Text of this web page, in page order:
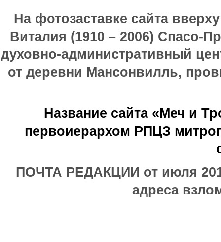
На фотозаставке сайта
Виталия (1910 – 2006) Спасо-
духовно-административный
от деревни Мансонвилль,
Название сайта «Меч и
первоиерархом РПЦЗ
ПОЧТА РЕДАКЦИИ от июля
адреса